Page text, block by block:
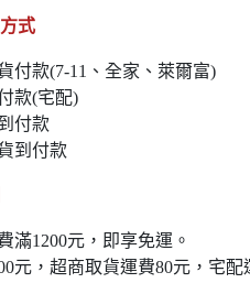
式
付款(7-11、全家、萊爾富)
款(宅配)
付款
到付款
滿1200元，即享免運。
元，超商取貨運費80元，宅